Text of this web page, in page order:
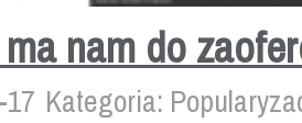
nam do
Kategoria: